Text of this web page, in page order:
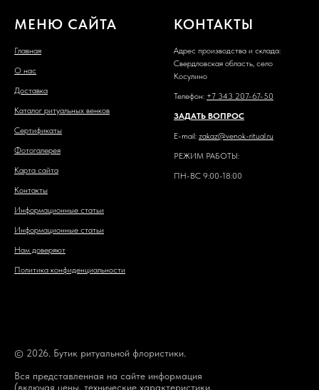
МЕНЮ САЙТА
Главная
О нас
Доставка
Каталог ритуальных венков
Сертификаты
Фотогалерея
Карта сайта
Контакты
Информационные статьи
Информационные статьи
Нам доверяют
Политика конфиденциальности
КОНТАКТЫ
Адрес производства и склада:
Свердловская область, село
Косулино
Телефон: +7 343 207-67-50
ЗАДАТЬ ВОПРОС
E-mail: zakaz@venok-ritual.ru
РЕЖИМ РАБОТЫ:
ПН-ВС 9:00-18:00
© 2026. Бутик ритуальной флористики.
Вся представленная на сайте информация
(включая цены, технические характеристики,